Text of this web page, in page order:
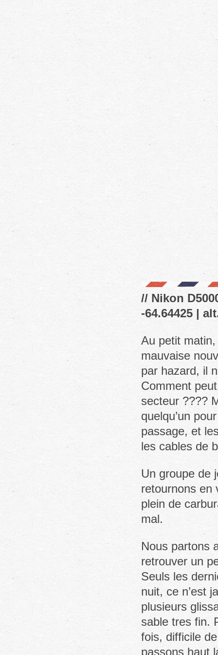
// Nikon
-64.64425 |
Au petit
mauvaise
par hazard, il
Comment
secteur ????
quelqu’un
passage, et
les cables de
Un groupe de
retournons en
plein de
mal.
Nous partons
retrouver un
Seuls les
nuit, ce n’est
plusieurs
sable tres fin.
fois, difficile
passons haut